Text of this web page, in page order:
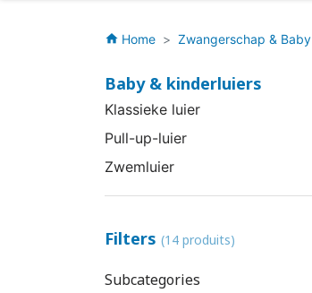
home Home Zwangerschap & Baby
Baby & kinderluiers
Klassieke luier
Pull-up-luier
Zwemluier
Filters (14 produits)
Subcategories